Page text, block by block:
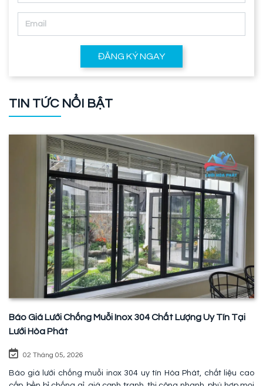
ĐĂNG KÝ NGAY
TIN TỨC NỔI BẬT
Báo Giá Lưới Chống Muỗi Inox 304 Chất Lượng Uy Tín Tại
Lưới Hòa Phát
02 Tháng 05, 2026
Báo giá lưới chống muỗi inox 304 uy tín Hòa Phát, chất liệu cao